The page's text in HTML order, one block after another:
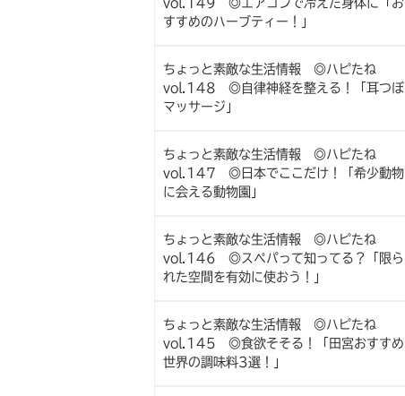
vol.149 ◎エアコンで冷えた身体に「お
すすめのハーブティー！」
ちょっと素敵な生活情報 ◎ハピたね
vol.148 ◎自律神経を整える！「耳つぼ
マッサージ」
ちょっと素敵な生活情報 ◎ハピたね
vol.147 ◎日本でここだけ！「希少動物
に会える動物園」
ちょっと素敵な生活情報 ◎ハピたね
vol.146 ◎スペパって知ってる？「限ら
れた空間を有効に使おう！」
ちょっと素敵な生活情報 ◎ハピたね
vol.145 ◎食欲そそる！「田宮おすすめ
世界の調味料3選！」